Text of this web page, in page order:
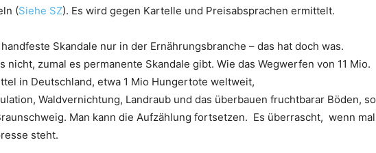
(Siehe SZ). Es wird gegen Kartelle und Preisabsprachen ermittelt.
Skandale nur in der Ernährungsbranche – das hat doch was.
nicht, zumal es permanente Skandale gibt. Wie das Wegwerfen von 11 Mio.
in Deutschland, etwa 1 Mio Hungertote weltweit,
Waldvernichtung, Landraub und das überbauen fruchtbarar Böden, so
Man kann die Aufzählung fortsetzen. Es überrascht, wenn mal
steht.